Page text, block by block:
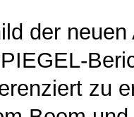
der
zu